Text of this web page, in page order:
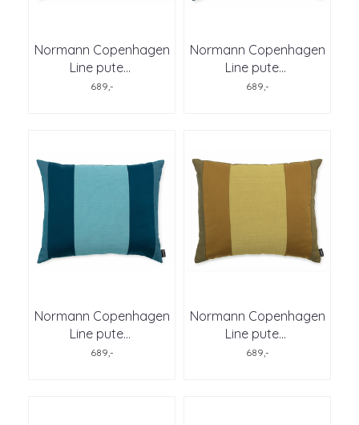
Normann Copenhagen
Line pute...
689,-
Normann Copenhagen
Line pute...
689,-
Normann Copenhagen
Line pute...
689,-
Normann Copenhagen
Line pute...
689,-